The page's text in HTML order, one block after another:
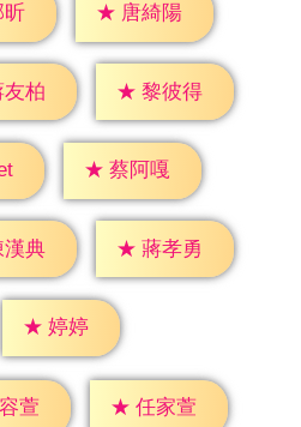
昕 ★ 唐綺陽
友柏 ★ 黎彼得
★ 蔡阿嘎
漢典 ★ 蔣孝勇
★ 婷婷
萱 ★ 任家萱